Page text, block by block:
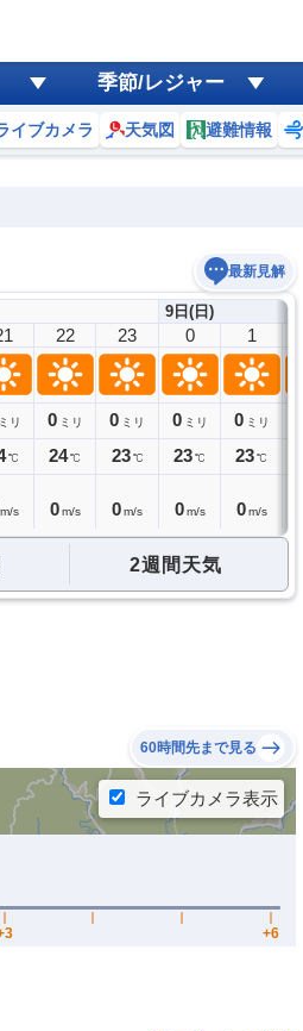
季節/レジャー
イブカメラ 天気図 避難情報
最新見解
ミリ
℃
m/s
22
0 ミリ
24℃
0 m/s
23
0 ミリ
23 ℃
0m/s
9日(日)
0
0 ミリ
23℃
0 m/s
1
0 ミリ
23℃
0 m/s
2週間天気
60時間先まで見る